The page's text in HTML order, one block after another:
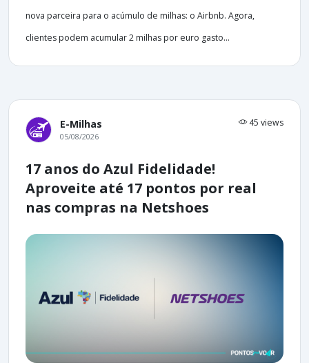
nova parceira para o acúmulo de milhas: o Airbnb. Agora,
clientes podem acumular 2 milhas por euro gasto...
E-Milhas 45 views
05/08/2026
17 anos do Azul Fidelidade!
Aproveite até 17 pontos por real
nas compras na Netshoes